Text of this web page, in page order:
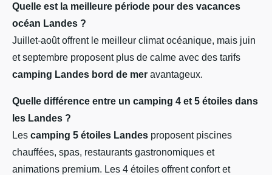
Quelle est la meilleure période pour des vacances
océan Landes ?
Juillet-août offrent le meilleur climat océanique, mais juin
et septembre proposent plus de calme avec des tarifs
camping Landes bord de mer avantageux.
Quelle différence entre un camping 4 et 5 étoiles dans
les Landes ?
Les camping 5 étoiles Landes proposent piscines
chauffées, spas, restaurants gastronomiques et
animations premium. Les 4 étoiles offrent confort et